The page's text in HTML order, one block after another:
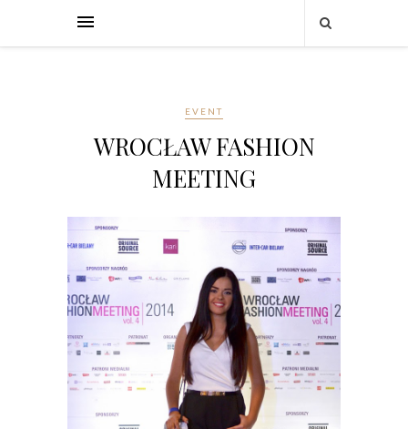
EVENT
WROCŁAW FASHION
MEETING